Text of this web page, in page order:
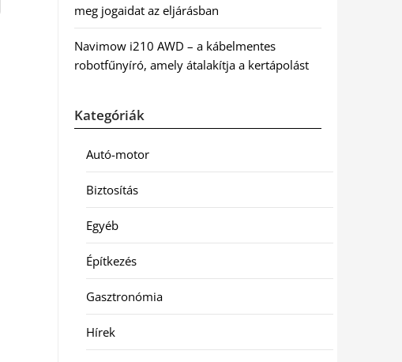
meg jogaidat az eljárásban
Navimow i210 AWD – a kábelmentes
robotfűnyíró, amely átalakítja a kertápolást
Kategóriák
Autó-motor
Biztosítás
Egyéb
Építkezés
Gasztronómia
Hírek